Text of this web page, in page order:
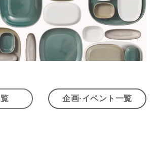
企画·イベント一覧